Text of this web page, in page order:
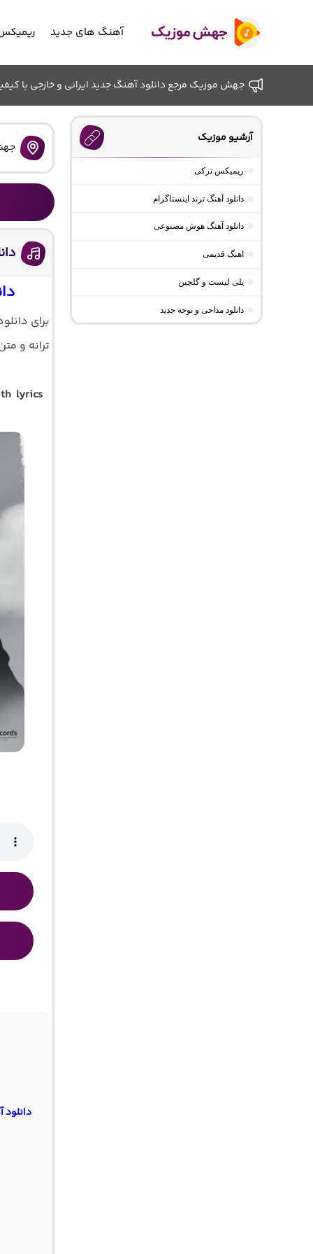
آهنگ های جدید
جهش موزیک مرجع دانلود آهنگ جدید ایرانی و خارجی با
برای
ترانه و متن
lyrics
آرشیو موزیک
ریمیکس ترکی
دانلود آهنگ ترند اینستاگرام
دانلود آهنگ هوش مصنوعی
اهنگ قدیمی
پلی لیست و گلچین
دانلود مداحی و نوحه جدید